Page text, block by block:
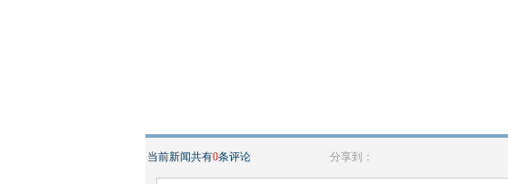
当前新闻共有0条评论 分享到：